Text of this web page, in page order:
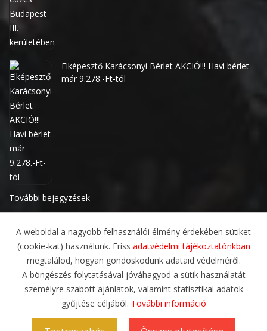
A weboldal a nagyobb felhasználói élmény érdekében sütiket
(cookie-kat) használunk. Friss adatvédelmi tájékoztatónkban
megtalálod, hogyan gondoskodunk adataid védelméről.
A böngészés folytatásával jóváhagyod a sütik használatát
személyre szabott ajánlatok, valamint statisztikai adatok
gyűjtése céljából. További információ
Elképesztő Karácsonyi Bérlet AKCIÓ!!! Havi bérlet
már 9.278.-Ft-tól
További bejegyzések
ADATVÉDELMI IRÁNYELVEK
ÁLTALÁNOS SZERZŐDÉSI FELTÉTELEK
RÓLUNK